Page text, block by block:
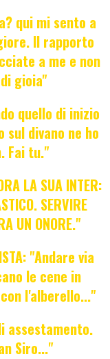
qui mi sento a
Il rapporto
a me e non
gioia"
quello di inizio
sul divano ne ho
Fai tu."
LA SUA INTER:
SERVIRE
UN ONORE."
"Andare via
le cene in
l'alberello..."
assestamento.
Siro..."